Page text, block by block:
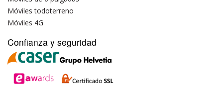
Móviles todoterreno
Móviles 4G
Confianza y seguridad